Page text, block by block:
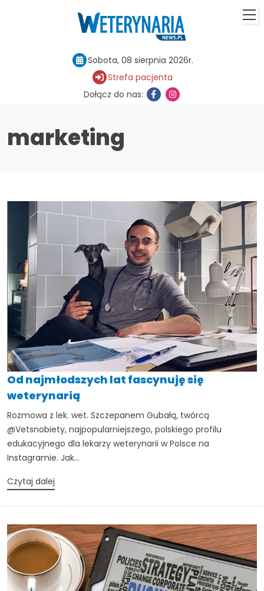
Sobota, 08 sierpnia 2026r.
Strefa pacjenta
Dołącz do nas:
marketing
Od najmłodszych lat fascynuję się
weterynarią
Rozmowa z lek. wet. Szczepanem Gubałą, twórcą
@Vetsnobiety, najpopularniejszego, polskiego profilu
edukacyjnego dla lekarzy weterynarii w Polsce na
Instagramie. Jak...
Czytaj dalej